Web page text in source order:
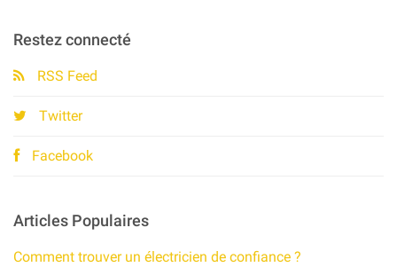
Restez connecté
RSS Feed
Twitter
Facebook
Articles Populaires
Comment trouver un électricien de confiance ?